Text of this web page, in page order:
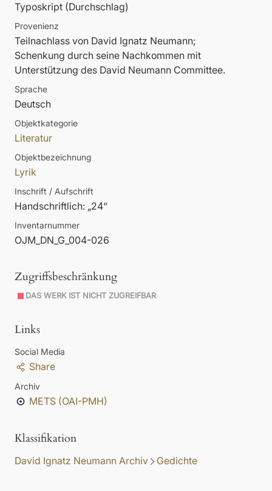
Typoskript (Durchschlag)
Provenienz
Teilnachlass von David Ignatz Neumann;
Schenkung durch seine Nachkommen mit
Unterstützung des David Neumann Committee.
Sprache
Deutsch
Objektkategorie
Literatur
Objektbezeichnung
Lyrik
Inschrift / Aufschrift
Handschriftlich: „24“
Inventarnummer
OJM_DN_G_004-026
Zugriffsbeschränkung
DAS WERK IST NICHT ZUGREIFBAR
Links
Social Media
Share
Archiv
METS (OAI-PMH)
Klassifikation
David Ignatz Neumann Archiv Gedichte